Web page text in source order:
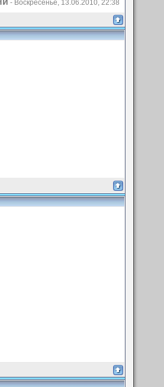
- Воскресенье, 13.06.2010, 22:38